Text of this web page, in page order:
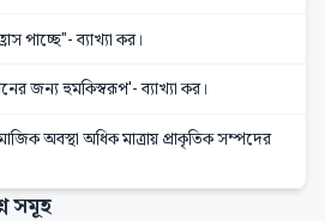
পাচ্ছে"- ব্যাখ্যা কর।
জন্য হুমকিস্বরূপ'- ব্যাখ্যা কর।
অবস্থা অধিক মাত্রায় প্রাকৃতিক সম্পদের
সমূহ